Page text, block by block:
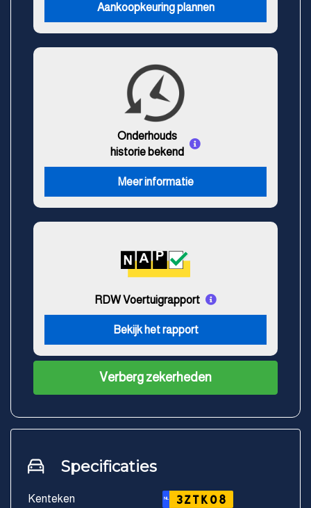
Aankoopkeuring plannen
Onderhouds
historie bekend
Meer informatie
RDW Voertuigrapport
Bekijk het rapport
Verberg zekerheden
Specificaties
Kenteken NL 3ZTK08